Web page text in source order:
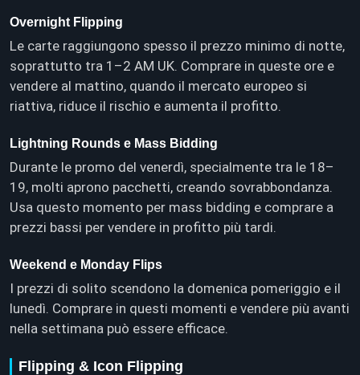
Overnight Flipping
Le carte raggiungono spesso il prezzo minimo di notte,
soprattutto tra 1–2 AM UK. Comprare in queste ore e
vendere al mattino, quando il mercato europeo si
riattiva, riduce il rischio e aumenta il profitto.
Lightning Rounds e Mass Bidding
Durante le promo del venerdì, specialmente tra le 18–
19, molti aprono pacchetti, creando sovrabbondanza.
Usa questo momento per mass bidding e comprare a
prezzi bassi per vendere in profitto più tardi.
Weekend e Monday Flips
I prezzi di solito scendono la domenica pomeriggio e il
lunedì. Comprare in questi momenti e vendere più avanti
nella settimana può essere efficace.
Flipping & Icon Flipping